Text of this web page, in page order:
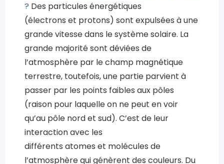
? Des particules énergétiques
(électrons et protons) sont expulsées à une
grande vitesse dans le système solaire. La
grande majorité sont déviées de
l’atmosphère par le champ magnétique
terrestre, toutefois, une partie parvient à
passer par les points faibles aux pôles
(raison pour laquelle on ne peut en voir
qu’au pôle nord et sud). C’est de leur
interaction avec les
différents atomes et molécules de
l’atmosphère qui génèrent des couleurs. Du